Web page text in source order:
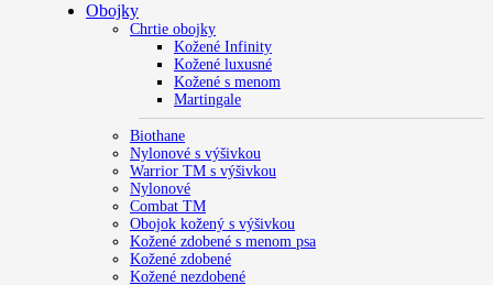
Obojky
Chrtie obojky
Kožené Infinity
Kožené luxusné
Kožené s menom
Martingale
Biothane
Nylonové s výšivkou
Warrior TM s výšivkou
Nylonové
Combat TM
Obojok kožený s výšivkou
Kožené zdobené s menom psa
Kožené zdobené
Kožené nezdobené